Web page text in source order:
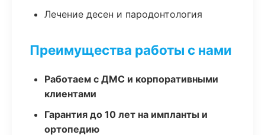
Лечение десен и пародонтология
Преимущества работы с нами
Работаем с ДМС и корпоративными
клиентами
Гарантия до 10 лет на импланты и
ортопедию